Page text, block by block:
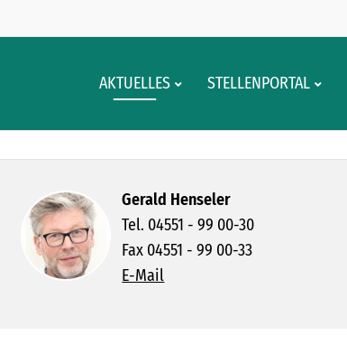
AKTUELLES STELLENPORTAL
Gerald Henseler
Tel. 04551 - 99 00-30
Fax 04551 - 99 00-33
E-Mail